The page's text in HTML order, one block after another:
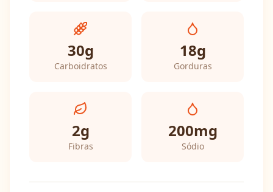
30g
Carboidratos
18g
Gorduras
2g
Fibras
200mg
Sódio